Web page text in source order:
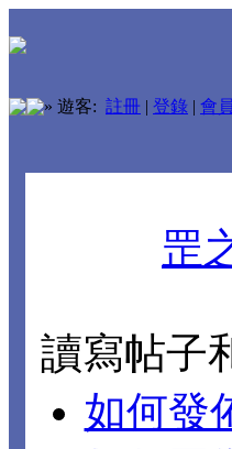
» 遊客: 註冊 | 登錄 | 會員
罡
讀寫帖子
如何發